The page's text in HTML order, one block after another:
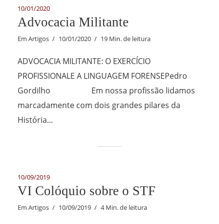
10/01/2020
Advocacia Militante
Em Artigos 10/01/2020 19 Min. de leitura
ADVOCACIA MILITANTE: O EXERCÍCIO
PROFISSIONALE A LINGUAGEM FORENSEPedro
Gordilho Em nossa profissão lidamos
marcadamente com dois grandes pilares da
História...
10/09/2019
VI Colóquio sobre o STF
Em Artigos 10/09/2019 4 Min. de leitura